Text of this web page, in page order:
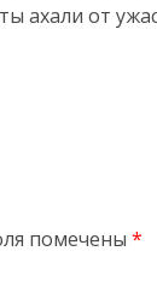
ахали от
помечены *